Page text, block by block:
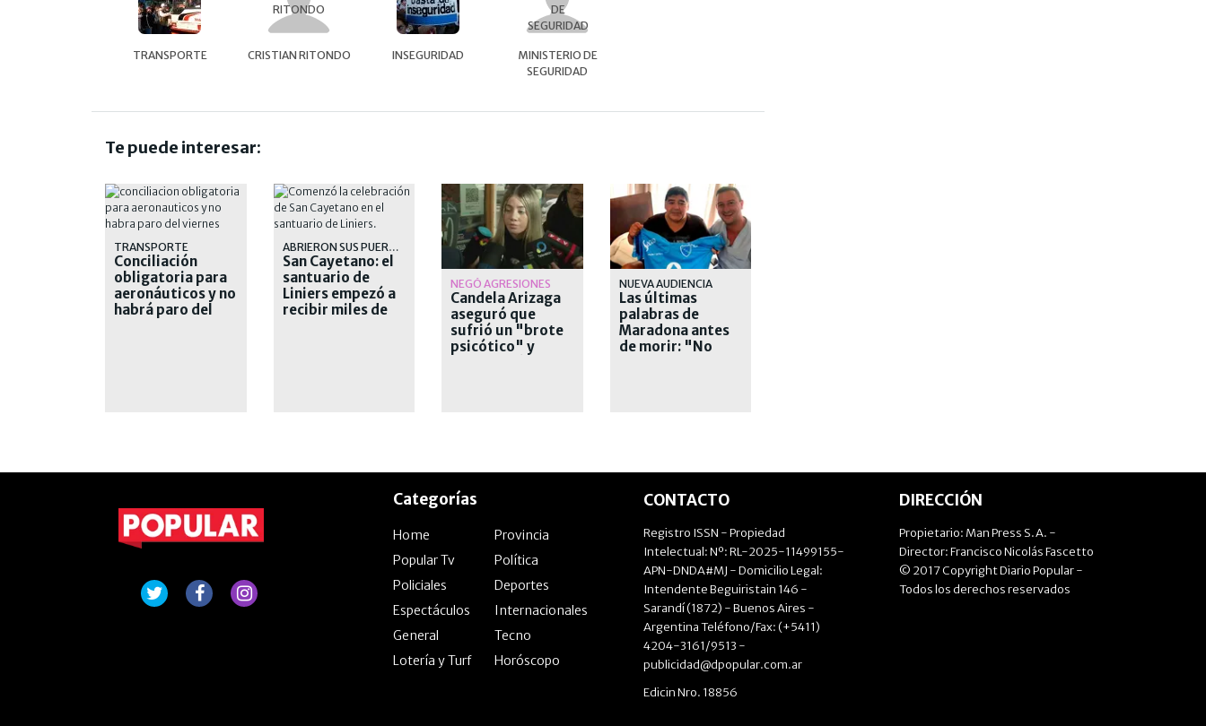
TRANSPORTE CRISTIAN RITONDO INSEGURIDAD
MINISTERIO DE
SEGURIDAD
Te puede interesar:
TRANSPORTE
Conciliación
obligatoria para
aeronáuticos y no
habrá paro del
ABRIERON SUS PUERTAS
San Cayetano: el
santuario de
Liniers empezó a
recibir miles de
NEGÓ AGRESIONES
Candela Arizaga
aseguró que
sufrió un "brote
psicótico" y
NUEVA AUDIENCIA
Las últimas
palabras de
Maradona antes
de morir: "No
Categorías
Home
Provincia
Popular Tv
Política
Policiales
Deportes
Espectáculos
Internacionales
General
Tecno
Lotería y Turf
Horóscopo
CONTACTO
Registro ISSN - Propiedad
Intelectual: Nº: RL-2025-11499155-
APN-DNDA#MJ - Domicilio Legal:
Intendente Beguiristain 146 -
Sarandí (1872) - Buenos Aires -
Argentina Teléfono/Fax: (+5411)
4204-3161/9513 -
publicidad@dpopular.com.ar
Edicin Nro. 18856
DIRECCIÓN
Propietario: Man Press S.A. -
Director: Francisco Nicolás Fascetto
© 2017 Copyright Diario Popular -
Todos los derechos reservados